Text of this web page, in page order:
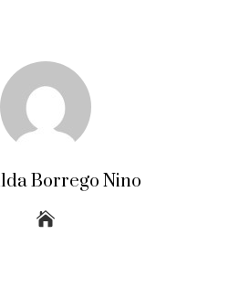
Borrego Nino